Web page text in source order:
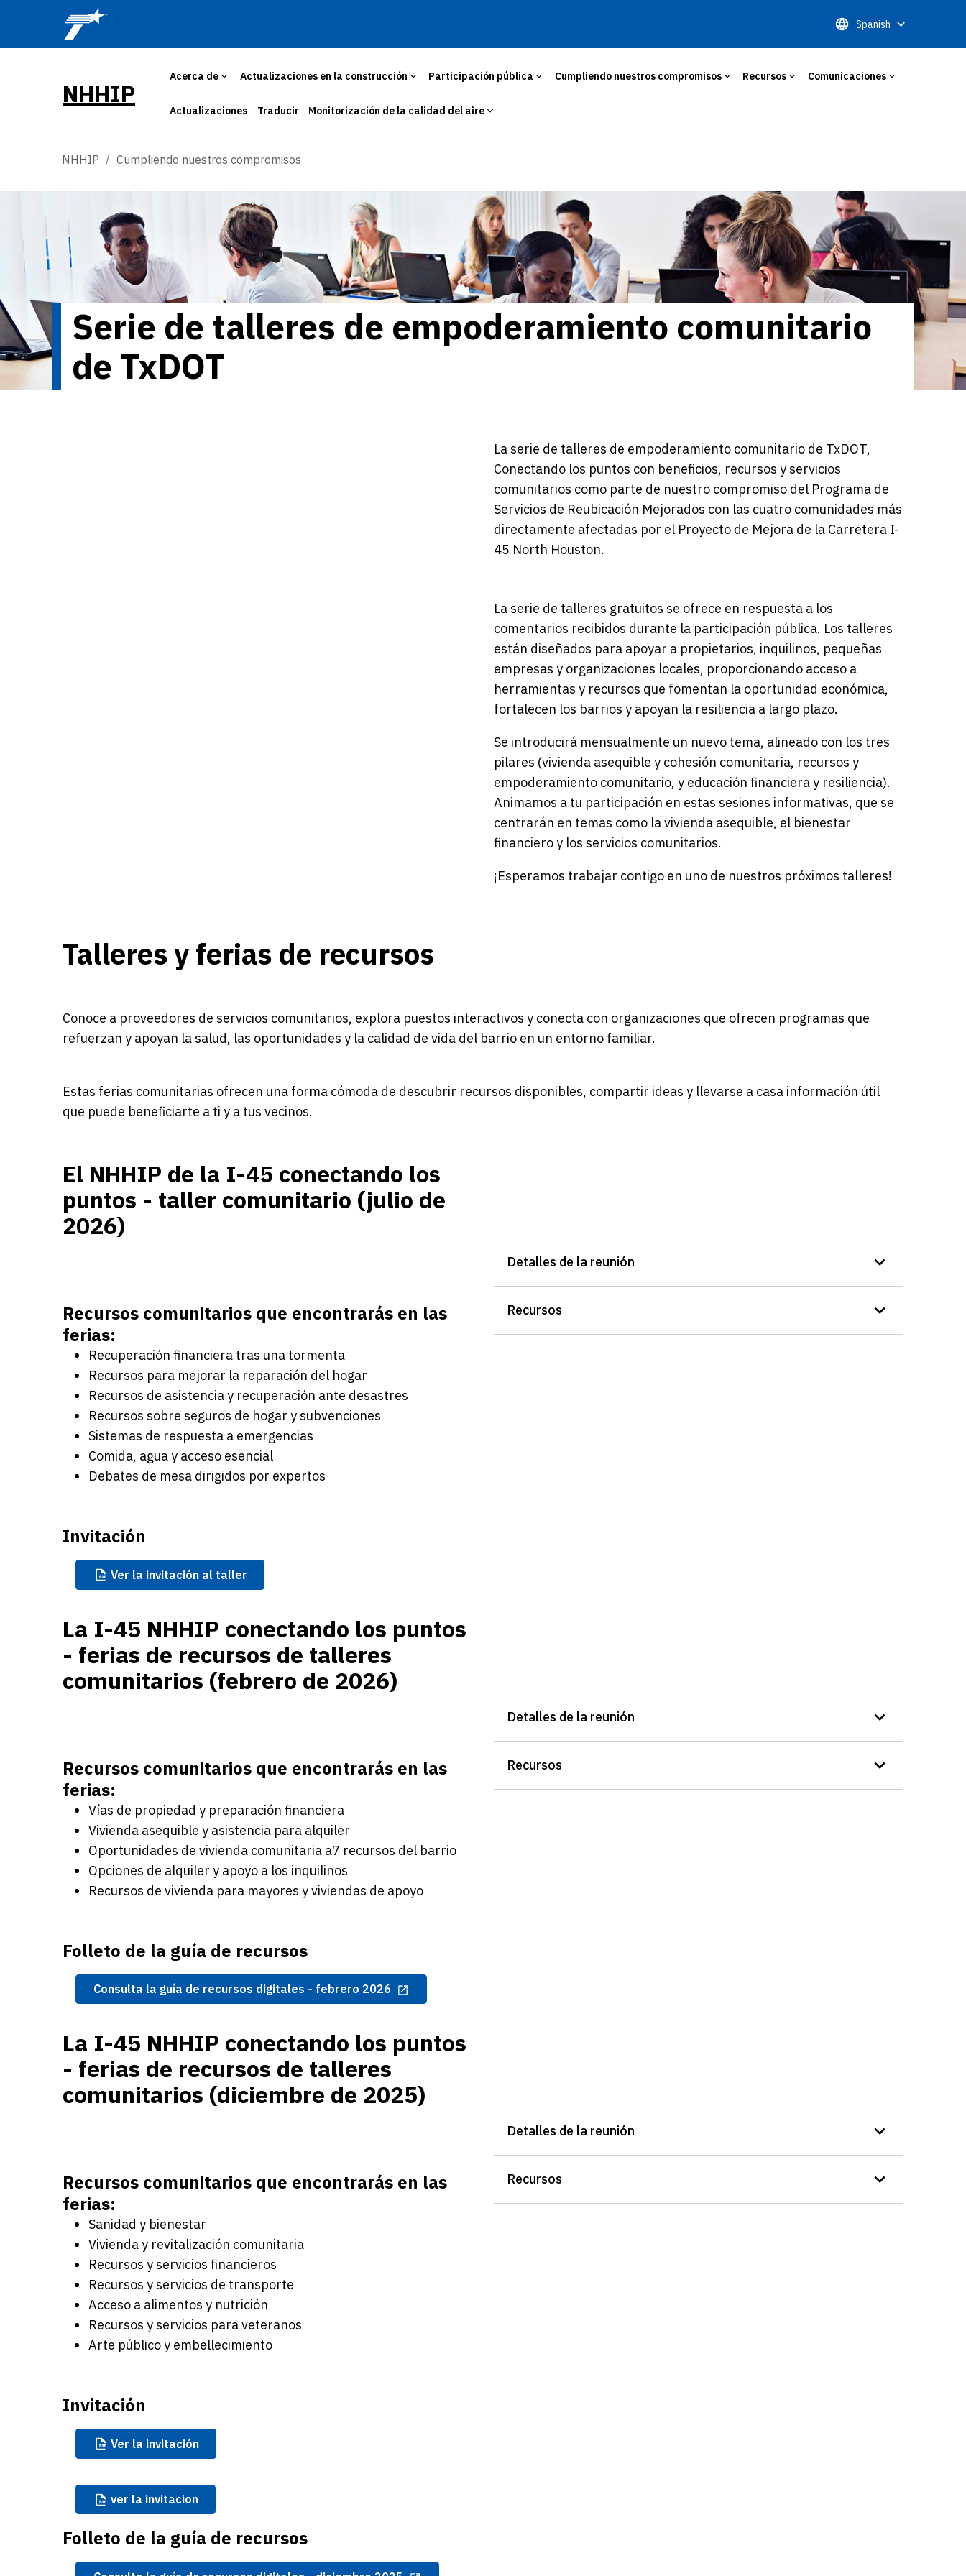
Skip to main content
Spanish
NHHIP
Acerca de Actualizaciones en la construcción Participación pública Cumpliendo nuestros compromisos Recursos Comunicaciones
Actualizaciones Traducir Monitorización de la calidad del aire
NHHIP Cumpliendo nuestros compromisos
Serie de talleres de empoderamiento comunitario
de TxDOT
La serie de talleres de empoderamiento comunitario de TxDOT,
Conectando los puntos con beneficios, recursos y servicios
comunitarios como parte de nuestro compromiso del Programa de
Servicios de Reubicación Mejorados con las cuatro comunidades más
directamente afectadas por el Proyecto de Mejora de la Carretera I-
45 North Houston.
La serie de talleres gratuitos se ofrece en respuesta a los
comentarios recibidos durante la participación pública. Los talleres
están diseñados para apoyar a propietarios, inquilinos, pequeñas
empresas y organizaciones locales, proporcionando acceso a
herramientas y recursos que fomentan la oportunidad económica,
fortalecen los barrios y apoyan la resiliencia a largo plazo.
Se introducirá mensualmente un nuevo tema, alineado con los tres
pilares (vivienda asequible y cohesión comunitaria, recursos y
empoderamiento comunitario, y educación financiera y resiliencia).
Animamos a tu participación en estas sesiones informativas, que se
centrarán en temas como la vivienda asequible, el bienestar
financiero y los servicios comunitarios.
¡Esperamos trabajar contigo en uno de nuestros próximos talleres!
Talleres y ferias de recursos
Conoce a proveedores de servicios comunitarios, explora puestos interactivos y conecta con organizaciones que ofrecen programas que
refuerzan y apoyan la salud, las oportunidades y la calidad de vida del barrio en un entorno familiar.
Estas ferias comunitarias ofrecen una forma cómoda de descubrir recursos disponibles, compartir ideas y llevarse a casa información útil
que puede beneficiarte a ti y a tus vecinos.
El NHHIP de la I-45 conectando los
puntos - taller comunitario (julio de
2026)
Recursos comunitarios que encontrarás en las
ferias:
Recuperación financiera tras una tormenta
Recursos para mejorar la reparación del hogar
Recursos de asistencia y recuperación ante desastres
Recursos sobre seguros de hogar y subvenciones
Sistemas de respuesta a emergencias
Comida, agua y acceso esencial
Debates de mesa dirigidos por expertos
Invitación
Ver la invitación al taller
Detalles de la reunión
Recursos
La I-45 NHHIP conectando los puntos
- ferias de recursos de talleres
comunitarios (febrero de 2026)
Recursos comunitarios que encontrarás en las
ferias:
Vías de propiedad y preparación financiera
Vivienda asequible y asistencia para alquiler
Oportunidades de vivienda comunitaria a7 recursos del barrio
Opciones de alquiler y apoyo a los inquilinos
Recursos de vivienda para mayores y viviendas de apoyo
Folleto de la guía de recursos
Consulta la guía de recursos digitales - febrero 2026
Detalles de la reunión
Recursos
La I-45 NHHIP conectando los puntos
- ferias de recursos de talleres
comunitarios (diciembre de 2025)
Recursos comunitarios que encontrarás en las
ferias:
Sanidad y bienestar
Vivienda y revitalización comunitaria
Recursos y servicios financieros
Recursos y servicios de transporte
Acceso a alimentos y nutrición
Recursos y servicios para veteranos
Arte público y embellecimiento
Invitación
Ver la invitación
ver la invitacion
Folleto de la guía de recursos
Detalles de la reunión
Recursos